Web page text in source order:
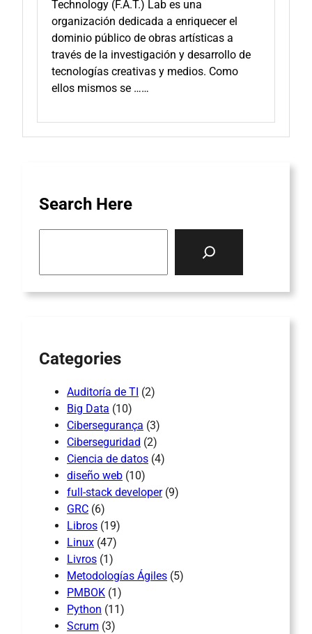
Technology (F.A.T.) Lab es una
organización dedicada a enriquecer el
dominio público de obras artísticas a
través de la investigación y desarrollo de
tecnologías creativas y medios. Como
ellos mismos se ……
Search Here
Categories
Auditoría de TI (2)
Big Data (10)
Cibersegurança (3)
Ciberseguridad (2)
Ciencia de datos (4)
diseño web (10)
full-stack developer(9)
GRC (6)
Libros (19)
Linux (47)
Livros (1)
Metodologías Ágiles (5)
PMBOK (1)
Python (11)
Scrum (3)